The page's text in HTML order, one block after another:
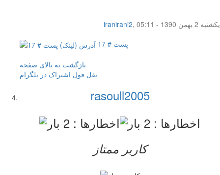
iranirani2,
یکشنبه 2 بهمن 1390 - 05:11
پست # 17
بازگشت به بالای صفحه
نقل قول اشتراک در تلگرام
rasoull2005
کاربر ممتاز